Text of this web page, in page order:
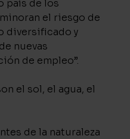
país de los
el riesgo de
diversificado y
nuevas
de empleo”.
el sol, el agua, el
de la naturaleza